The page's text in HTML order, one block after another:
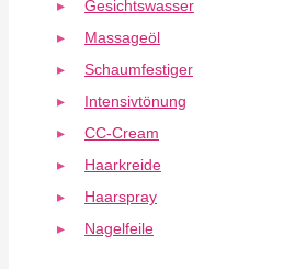
Gesichtswasser
Massageöl
Schaumfestiger
Intensivtönung
CC-Cream
Haarkreide
Haarspray
Nagelfeile